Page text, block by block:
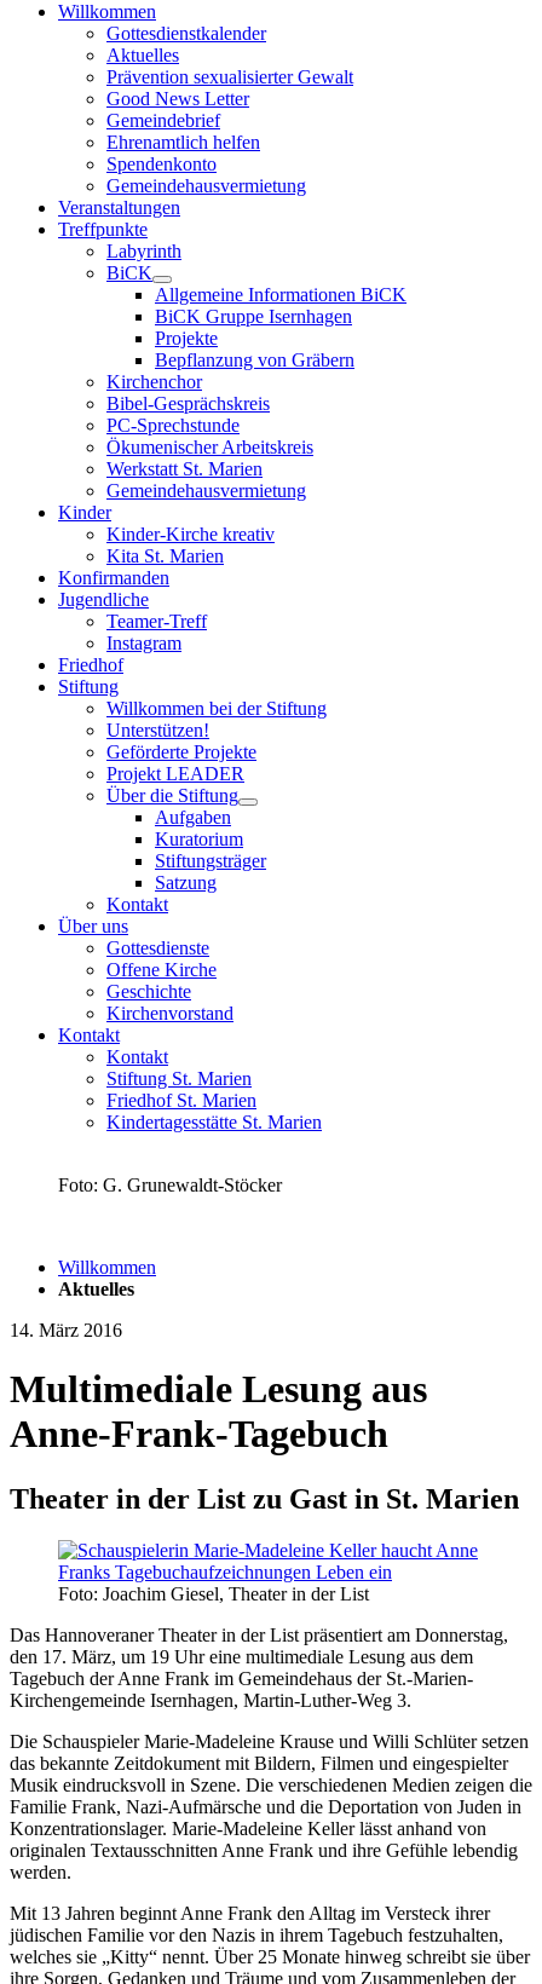
Willkommen
Gottesdienstkalender
Aktuelles
Prävention sexualisierter Gewalt
Good News Letter
Gemeindebrief
Ehrenamtlich helfen
Spendenkonto
Gemeindehausvermietung
Veranstaltungen
Treffpunkte
Labyrinth
BiCK
Allgemeine Informationen BiCK
BiCK Gruppe Isernhagen
Projekte
Bepflanzung von Gräbern
Kirchenchor
Bibel-Gesprächskreis
PC-Sprechstunde
Ökumenischer Arbeitskreis
Werkstatt St. Marien
Gemeindehausvermietung
Kinder
Kinder-Kirche kreativ
Kita St. Marien
Konfirmanden
Jugendliche
Teamer-Treff
Instagram
Friedhof
Stiftung
Willkommen bei der Stiftung
Unterstützen!
Geförderte Projekte
Projekt LEADER
Über die Stiftung
Aufgaben
Kuratorium
Stiftungsträger
Satzung
Kontakt
Über uns
Gottesdienste
Offene Kirche
Geschichte
Kirchenvorstand
Kontakt
Kontakt
Stiftung St. Marien
Friedhof St. Marien
Kindertagesstätte St. Marien
Foto: G. Grunewaldt-Stöcker
Willkommen
Aktuelles
14. März 2016
Multimediale Lesung aus
Anne-Frank-Tagebuch
Theater in der List zu Gast in St. Marien
Foto: Joachim Giesel, Theater in der List
Das Hannoveraner Theater in der List präsentiert am Donnerstag,
den 17. März, um 19 Uhr eine multimediale Lesung aus dem
Tagebuch der Anne Frank im Gemeindehaus der St.-Marien-
Kirchengemeinde Isernhagen, Martin-Luther-Weg 3.
Die Schauspieler Marie-Madeleine Krause und Willi Schlüter setzen
das bekannte Zeitdokument mit Bildern, Filmen und eingespielter
Musik eindrucksvoll in Szene. Die verschiedenen Medien zeigen die
Familie Frank, Nazi-Aufmärsche und die Deportation von Juden in
Konzentrationslager. Marie-Madeleine Keller lässt anhand von
originalen Textausschnitten Anne Frank und ihre Gefühle lebendig
werden.
Mit 13 Jahren beginnt Anne Frank den Alltag im Versteck ihrer
jüdischen Familie vor den Nazis in ihrem Tagebuch festzuhalten,
welches sie „Kitty“ nennt. Über 25 Monate hinweg schreibt sie über
ihre Sorgen, Gedanken und Träume und vom Zusammenleben der